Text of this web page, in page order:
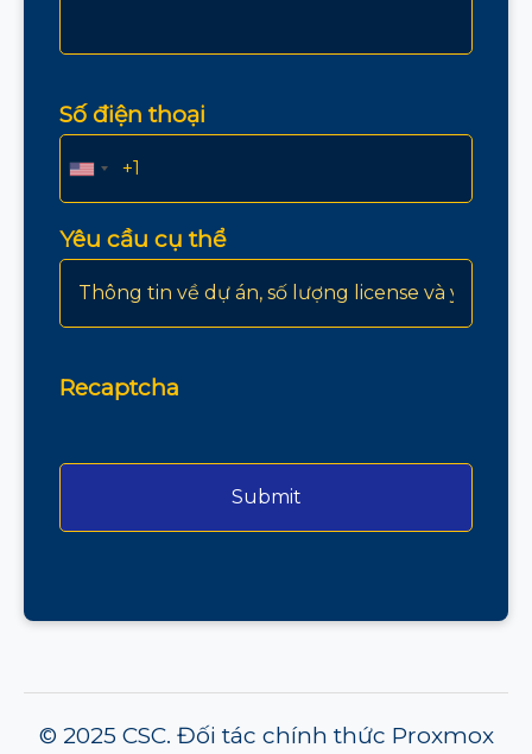
Số điện thoại
Yêu cầu cụ thể
Recaptcha
© 2025 CSC. Đối tác chính thức Proxmox